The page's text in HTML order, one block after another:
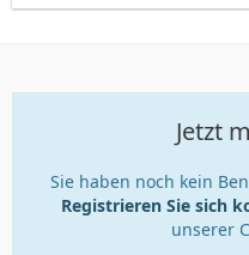
Jetzt
Sie haben noch kein
Registrieren Sie sich
unserer